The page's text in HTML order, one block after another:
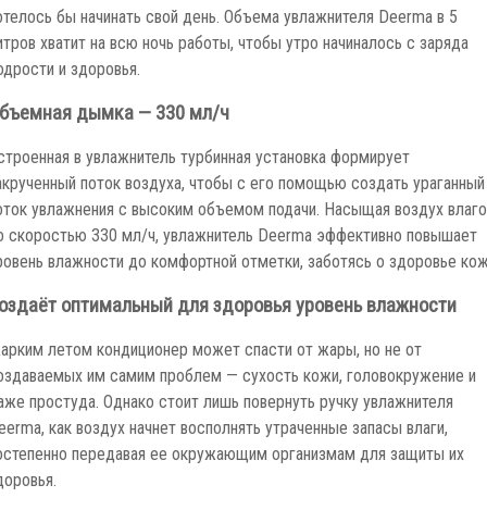
бы начинать свой день. Объема увлажнителя Deerma в 5
хватит на всю ночь работы, чтобы утро начиналось с заряда
и здоровья.
дымка — 330 мл/ч
в увлажнитель турбинная установка формирует
поток воздуха, чтобы с его помощью создать ураганный
увлажнения с высоким объемом подачи. Насыщая воздух
скоростью 330 мл/ч, увлажнитель Deerma эффективно повышает
влажности до комфортной отметки, заботясь о здоровье
оптимальный для здоровья уровень влажности
летом кондиционер может спасти от жары, но не от
им самим проблем — сухость кожи, головокружение и
простуда. Однако стоит лишь повернуть ручку увлажнителя
как воздух начнет восполнять утраченные запасы влаги,
передавая ее окружающим организмам для защиты их